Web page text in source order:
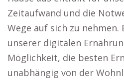
Zeitaufwand und die
Wege auf sich zu
unserer digitalen
Möglichkeit, die besten
unabhängig von der